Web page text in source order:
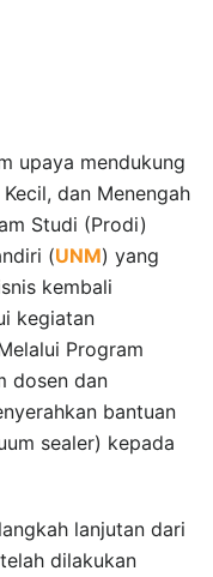
upaya mendukung
dan Menengah
Studi (Prodi)
(UNM) yang
kembali
kegiatan
Program
dosen dan
bantuan
sealer) kepada
lanjutan dari
dilakukan